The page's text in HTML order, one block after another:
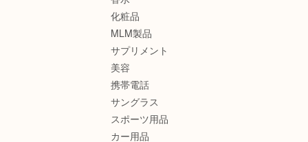
化粧品
MLM製品
サプリメント
美容
携帯電話
サングラス
スポーツ用品
カー用品